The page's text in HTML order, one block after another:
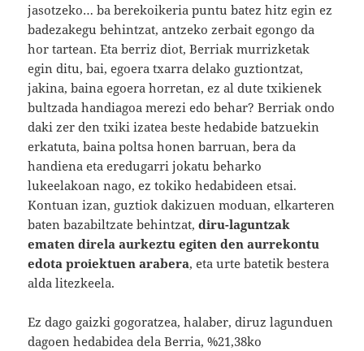
jasotzeko… ba berekoikeria puntu batez hitz egin ez
badezakegu behintzat, antzeko zerbait egongo da
hor tartean. Eta berriz diot, Berriak murrizketak
egin ditu, bai, egoera txarra delako guztiontzat,
jakina, baina egoera horretan, ez al dute txikienek
bultzada handiagoa merezi edo behar? Berriak ondo
daki zer den txiki izatea beste hedabide batzuekin
erkatuta, baina poltsa honen barruan, bera da
handiena eta eredugarri jokatu beharko
lukeelakoan nago, ez tokiko hedabideen etsai.
Kontuan izan, guztiok dakizuen moduan, elkarteren
baten bazabiltzate behintzat,diru-laguntzak
ematen direla aurkeztu egiten den aurrekontu
edota proiektuen arabera, eta urte batetik bestera
alda litezkeela.
Ez dago gaizki gogoratzea, halaber, diruz lagunduen
dagoen hedabidea dela Berria, %21,38ko